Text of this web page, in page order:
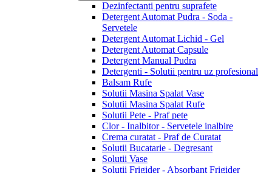
Dezinfectanti pentru suprafete
Detergent Automat Pudra - Soda -
Servetele
Detergent Automat Lichid - Gel
Detergent Automat Capsule
Detergent Manual Pudra
Detergenti - Solutii pentru uz profesional
Balsam Rufe
Solutii Masina Spalat Vase
Solutii Masina Spalat Rufe
Solutii Pete - Praf pete
Clor - Inalbitor - Servetele inalbire
Crema curatat - Praf de Curatat
Solutii Bucatarie - Degresant
Solutii Vase
Solutii Frigider - Absorbant Frigider